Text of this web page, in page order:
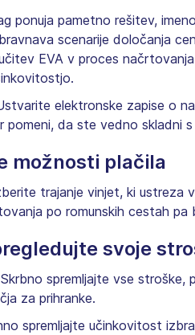
ponuja pametno rešitev,
scenarije določanja
EVA v proces
elektronske zapise o
da ste vedno skladni
možnosti plačila
trajanje vinjet, ki ustreza
po romunskih cestah pa
svoje
Skrbno spremljajte vse stroške,
za prihranke.
spremljajte učinkovitost